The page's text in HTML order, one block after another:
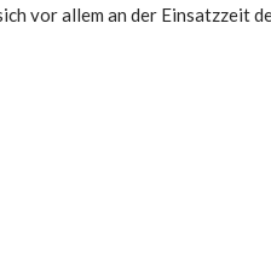
vor allem an der Einsatzzeit